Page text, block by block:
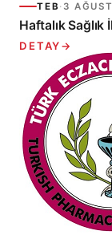
TEB· 3
Haftalık Sağlık
DETAY→